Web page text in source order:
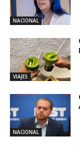
NACIONAL
VIAJES
NACIONAL